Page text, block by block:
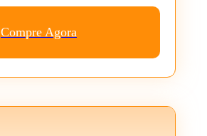
Compre Agora